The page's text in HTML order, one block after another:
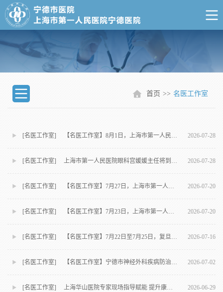
首页 >> 名医工作室
[名医工作室] 【名医工作室】8月1日，上海市第一人民医院介入中心与血管外科专家刘军军将到我院开展名医诊疗活动 2026-07-28
[名医工作室] 上海市第一人民医院眼科宫媛媛主任将到我院开展名医诊疗活动 2026-07-28
[名医工作室] 【名医工作室】7月27日，上海市第一人民医院疼痛科主任医师张建海将到我院开展名医诊疗活动 2026-07-20
[名医工作室] 【名医工作室】7月23日，上海市第一人民医院胃肠外科李大鹏将到我院开展名医诊疗活动 2026-07-20
[名医工作室] 【名医工作室】7月22日至7月25日，复旦大学附属儿科医院新生儿科专家张蓉到我院开展名医诊疗活动 2026-07-16
[名医工作室] 【名医工作室】宁德市神经外科疾病防治科普宣教暨学术活动走进屏南 2026-07-02
[名医工作室] 上海华山医院专家现场指导赋能 提升康复诊疗水平 2026-06-29